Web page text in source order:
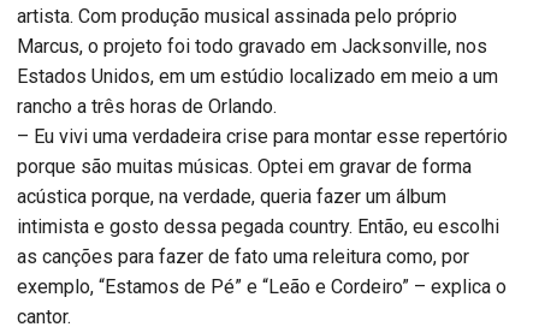
artista. Com produção musical assinada pelo próprio
Marcus, o projeto foi todo gravado em Jacksonville, nos
Estados Unidos, em um estúdio localizado em meio a um
rancho a três horas de Orlando.
– Eu vivi uma verdadeira crise para montar esse repertório
porque são muitas músicas. Optei em gravar de forma
acústica porque, na verdade, queria fazer um álbum
intimista e gosto dessa pegada country. Então, eu escolhi
as canções para fazer de fato uma releitura como, por
exemplo, “Estamos de Pé” e “Leão e Cordeiro” – explica o
cantor.